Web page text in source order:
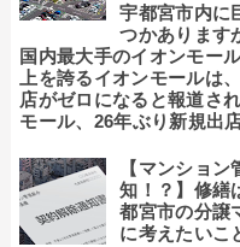
宇都宮市内に
つかあります
国内最大手のイオンモー
上を誇るイオンモールは
店がゼロになると報道さ
モール、26年ぶり新規出
【マンショ
知！？】修繕
都宮市の分譲
に考えたいこ